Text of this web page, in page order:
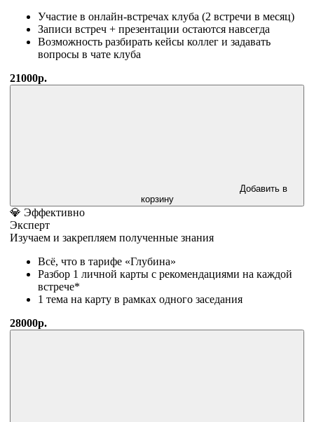
Участие в онлайн-встречах клуба (2 встречи в месяц)
Записи встреч + презентации остаются навсегда
Возможность разбирать кейсы коллег и задавать
вопросы в чате клуба
21000р.
Добавить в
корзину
💎 Эффективно
Эксперт
Изучаем и закрепляем полученные знания
Всё, что в тарифе «Глубина»
Разбор 1 личной карты с рекомендациями на каждой
встрече*
1 тема на карту в рамках одного заседания
28000р.